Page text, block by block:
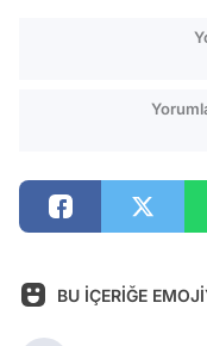
BU İÇERİĞE